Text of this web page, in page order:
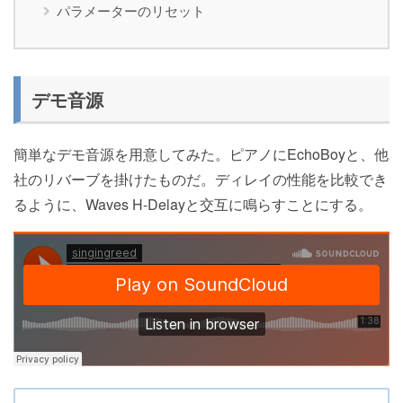
パラメーターのリセット
デモ音源
簡単なデモ音源を用意してみた。ピアノにEchoBoyと、他
社のリバーブを掛けたものだ。ディレイの性能を比較でき
るように、Waves H-Delayと交互に鳴らすことにする。